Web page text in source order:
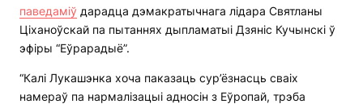
паведаміў дарадца дэмакратычнага лідара Святланы
Ціханоўскай па пытаннях дыпламатыі Дзяніс Кучынскі ў
эфіры “Еўрарадыё”.
“Калі Лукашэнка хоча паказаць сур’ёзнасць сваіх
намераў па нармалізацыі адносін з Еўропай, трэба